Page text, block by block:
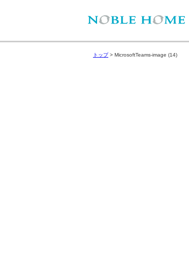
トップ> MicrosoftTeams-image (14)